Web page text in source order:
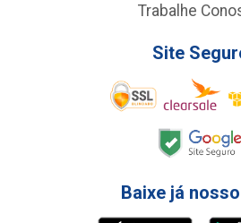
Trabalhe
Site
Baixe já